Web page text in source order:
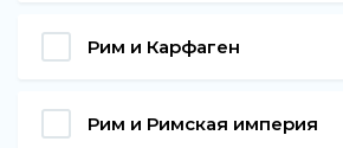
Рим и Карфаген
Рим и Римская империя